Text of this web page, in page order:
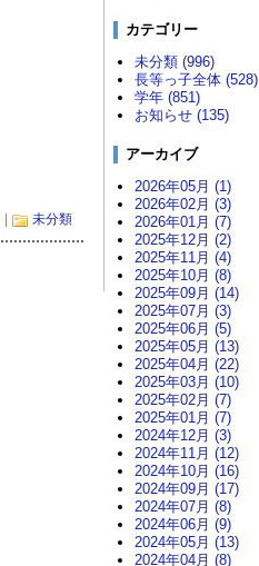
未分類
カテゴリー
未分類 (996)
長等っ子全体 (528)
学年 (851)
お知らせ (135)
アーカイブ
2026年05月 (1)
2026年02月 (3)
2026年01月 (7)
2025年12月 (2)
2025年11月 (4)
2025年10月 (8)
2025年09月 (14)
2025年07月 (3)
2025年06月 (5)
2025年05月 (13)
2025年04月 (22)
2025年03月 (10)
2025年02月 (7)
2025年01月 (7)
2024年12月 (3)
2024年11月 (12)
2024年10月 (16)
2024年09月 (17)
2024年07月 (8)
2024年06月 (9)
2024年05月 (13)
2024年04月 (8)